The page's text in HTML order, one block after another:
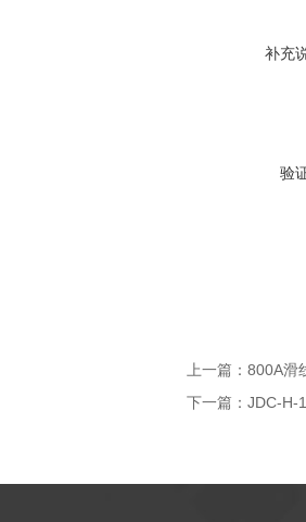
补充
验
上一篇： 800A滑
下一篇： JDC-H-